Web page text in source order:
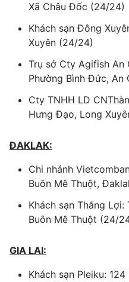
Xã Châu Đốc (24/24)
Khách sạn Đông
Xuyên (24/24)
Trụ sở Cty Agifish An
Phường Bình Đức, An
Cty TNHH LD
Hưng Đạo, Long
ĐAKLAK:
Chi nhánh
Buôn Mê Thuột,
Khách sạn Thắng
Buôn Mê Thuột (24/
GIA LAI:
Khách sạn Pleiku: